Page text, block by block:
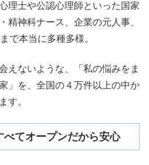
理士や公認心理師といった国家
精神科ナース、企業の元人事、
で本当に多種多様。
えないような、「私の悩みをま
」を、全国の４万件以上の中か
す。
てオープンだから安心